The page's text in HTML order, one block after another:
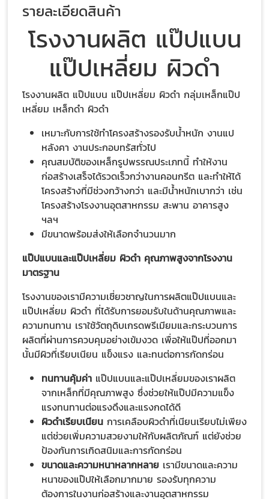
รายละเอียดสินค้า
โรงงานผลิต แป๊ปแบน
แป๊ปเหลี่ยม ผิวดำ
โรงงานผลิต แป๊ปแบน แป๊ปเหลี่ยม ผิวดำ กลุ่มเหล็กแป๊ป
เหลี่ยม เหล็กดำ ผิวดำ
เหมาะกับการใช้ทำโครงสร้างรองรับน้ำหนัก งานแป
หลังคา งานประกอบทรัสทั่วไป
คุณสมบัติของเหล็กรูปพรรณประเภทนี้ ทำให้งาน
ก่อสร้างเสร็จได้รวดเร็วกว่างานคอนกรีต และทำให้ได้
โครงสร้างที่มีช่วงกว้างกว่า และมีน้ำหนักเบากว่า เช่น
โครงสร้างโรงงานอุตสาหกรรม สะพาน อาคารสูง
ฯลฯ
มีขนาดพร้อมส่งให้เลือกจำนวนมาก
แป๊ปแบนและแป๊ปเหลี่ยม ผิวดำ คุณภาพสูงจากโรงงาน
มาตรฐาน
โรงงานของเรามีความเชี่ยวชาญในการผลิตแป๊ปแบนและ
แป๊ปเหลี่ยม ผิวดำ ที่ได้รับการยอมรับในด้านคุณภาพและ
ความทนทาน เราใช้วัตถุดิบเกรดพรีเมียมและกระบวนการ
ผลิตที่ผ่านการควบคุมอย่างเข้มงวด เพื่อให้แป๊ปที่ออกมา
นั้นมีผิวที่เรียบเนียน แข็งแรง และทนต่อการกัดกร่อน
ทนทานคุ้มค่า แป๊ปแบนและแป๊ปเหลี่ยมของเราผลิต
จากเหล็กที่มีคุณภาพสูง ซึ่งช่วยให้แป๊ปมีความแข็ง
แรงทนทานต่อแรงดึงและแรงกดได้ดี
ผิวดำเรียบเนียน การเคลือบผิวดำที่เนียนเรียบไม่เพียง
แต่ช่วยเพิ่มความสวยงามให้กับผลิตภัณฑ์ แต่ยังช่วย
ป้องกันการเกิดสนิมและการกัดกร่อน
ขนาดและความหนาหลากหลาย เรามีขนาดและความ
หนาของแป๊ปให้เลือกมากมาย รองรับทุกความ
ต้องการในงานก่อสร้างและงานอุตสาหกรรม